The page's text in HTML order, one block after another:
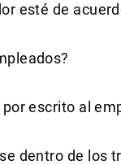
esté de
escrito al
dentro de los